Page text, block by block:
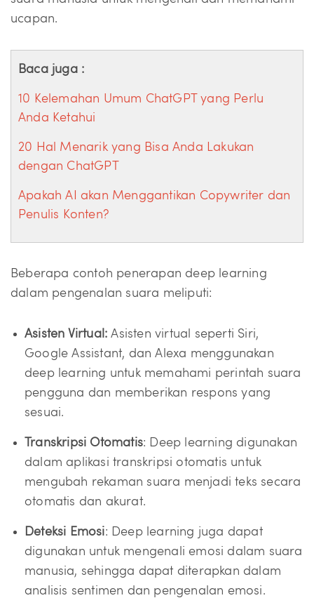
ucapan.
Baca juga :
10 Kelemahan Umum ChatGPT yang Perlu
Anda Ketahui
20 Hal Menarik yang Bisa Anda Lakukan
dengan ChatGPT
Apakah AI akan Menggantikan Copywriter dan
Penulis Konten?
Beberapa contoh penerapan deep learning
dalam pengenalan suara meliputi:
Asisten Virtual:Asisten virtual seperti Siri,
Google Assistant, dan Alexa menggunakan
deep learning untuk memahami perintah suara
pengguna dan memberikan respons yang
sesuai.
Transkripsi Otomatis: Deep learning digunakan
dalam aplikasi transkripsi otomatis untuk
mengubah rekaman suara menjadi teks secara
otomatis dan akurat.
Deteksi Emosi: Deep learning juga dapat
digunakan untuk mengenali emosi dalam suara
manusia, sehingga dapat diterapkan dalam
analisis sentimen dan pengenalan emosi.